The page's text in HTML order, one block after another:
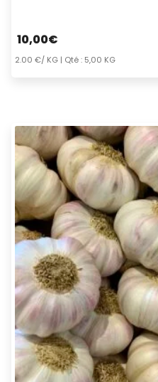
10,00€
2.00 €/ KG| Qté : 5,00 KG